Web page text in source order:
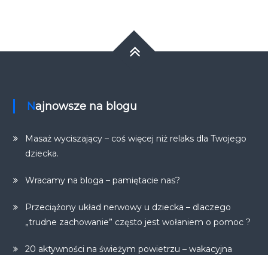
Najnowsze na blogu
Masaż wyciszający – coś więcej niż relaks dla Twojego
dziecka.
Wracamy na bloga – pamiętacie nas?
Przeciążony układ nerwowy u dziecka – dlaczego
„trudne zachowanie” często jest wołaniem o pomoc ?
20 aktywności na świeżym powietrzu – wakacyjna